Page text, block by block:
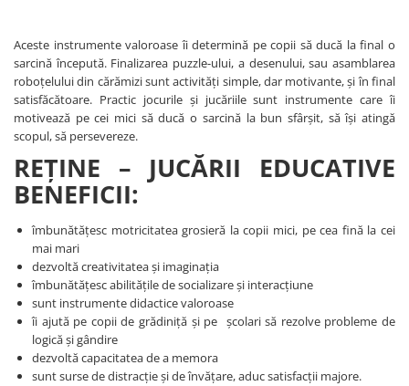
Aceste instrumente valoroase îi determină pe copii să ducă la final o
sarcină începută. Finalizarea puzzle-ului, a desenului, sau asamblarea
roboţelului din cărămizi sunt activități simple, dar motivante, şi în final
satisfăcătoare. Practic jocurile şi jucăriile sunt instrumente care îi
motivează pe cei mici să ducă o sarcină la bun sfârşit, să își atingă
scopul, să persevereze.
REȚINE – JUCĂRII EDUCATIVE
BENEFICII:
îmbunătăţesc motricitatea grosieră la copii mici, pe cea fină la cei
mai mari
dezvoltă creativitatea şi imaginaţia
îmbunătăţesc abilitățile de socializare şi interacțiune
sunt instrumente didactice valoroase
îi ajută pe copii de grădiniţă şi pe şcolari să rezolve probleme de
logică şi gândire
dezvoltă capacitatea de a memora
sunt surse de distracţie şi de învățare, aduc satisfacții majore.